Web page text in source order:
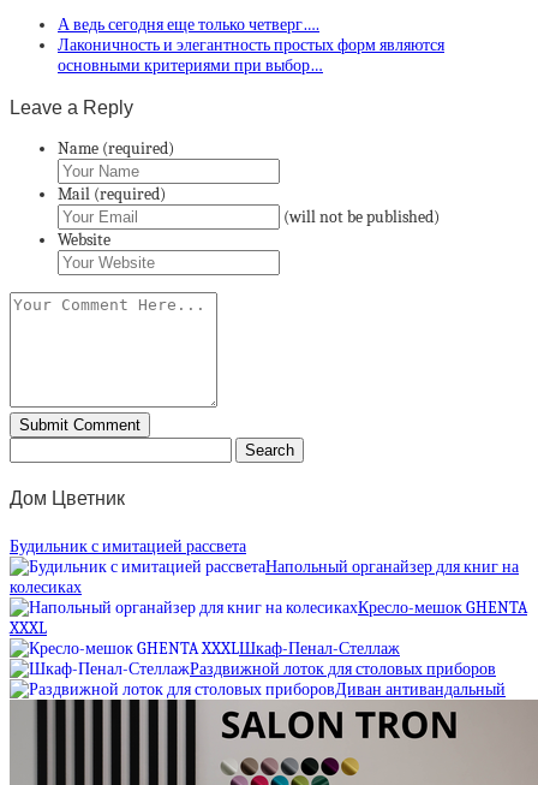
А ведь сегодня еще только четверг….
Лаконичность и элегантность простых форм являются
основными критериями при выбор…
Leave a Reply
Name (required)
Mail (required)
(will not be published)
Website
Дом Цветник
Будильник с имитацией рассвета
Напольный органайзер для книг на
колесиках
Кресло-мешок GHENTA
XXXL
Шкаф-Пенал-Стеллаж
Раздвижной лоток для столовых приборов
Диван антивандальный